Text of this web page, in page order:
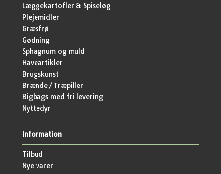
Læggekartofler & Spiseløg
Plejemidler
Græsfrø
Gødning
Sphagnum og muld
Haveartikler
Brugskunst
Brænde/Træpiller
Bigbags med fri levering
Nyttedyr
Information
Tilbud
Nye varer